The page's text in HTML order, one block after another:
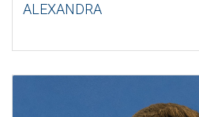
ALEXANDRA